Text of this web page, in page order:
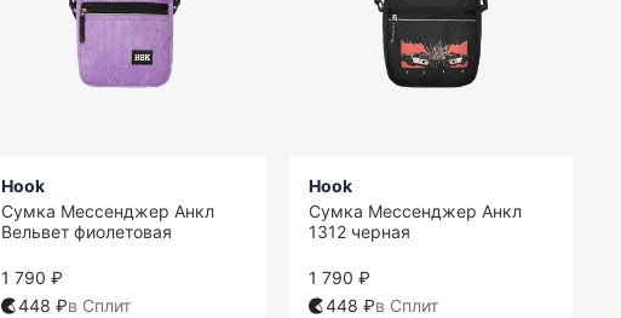
Hook
Сумка Мессенджер Анкл
Вельвет фиолетовая
1 790 ₽
448 ₽в Сплит
Hook
Сумка Мессенджер Анкл
1312 черная
1 790 ₽
448 ₽в Сплит